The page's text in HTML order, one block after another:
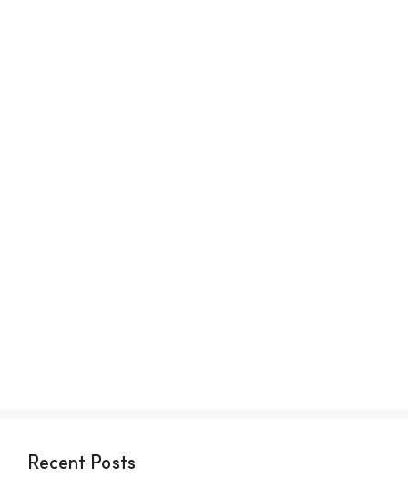
Recent Posts